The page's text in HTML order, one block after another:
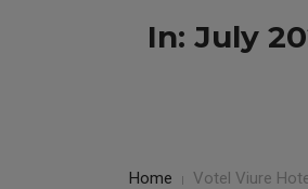
In: July
Home Votel Viure